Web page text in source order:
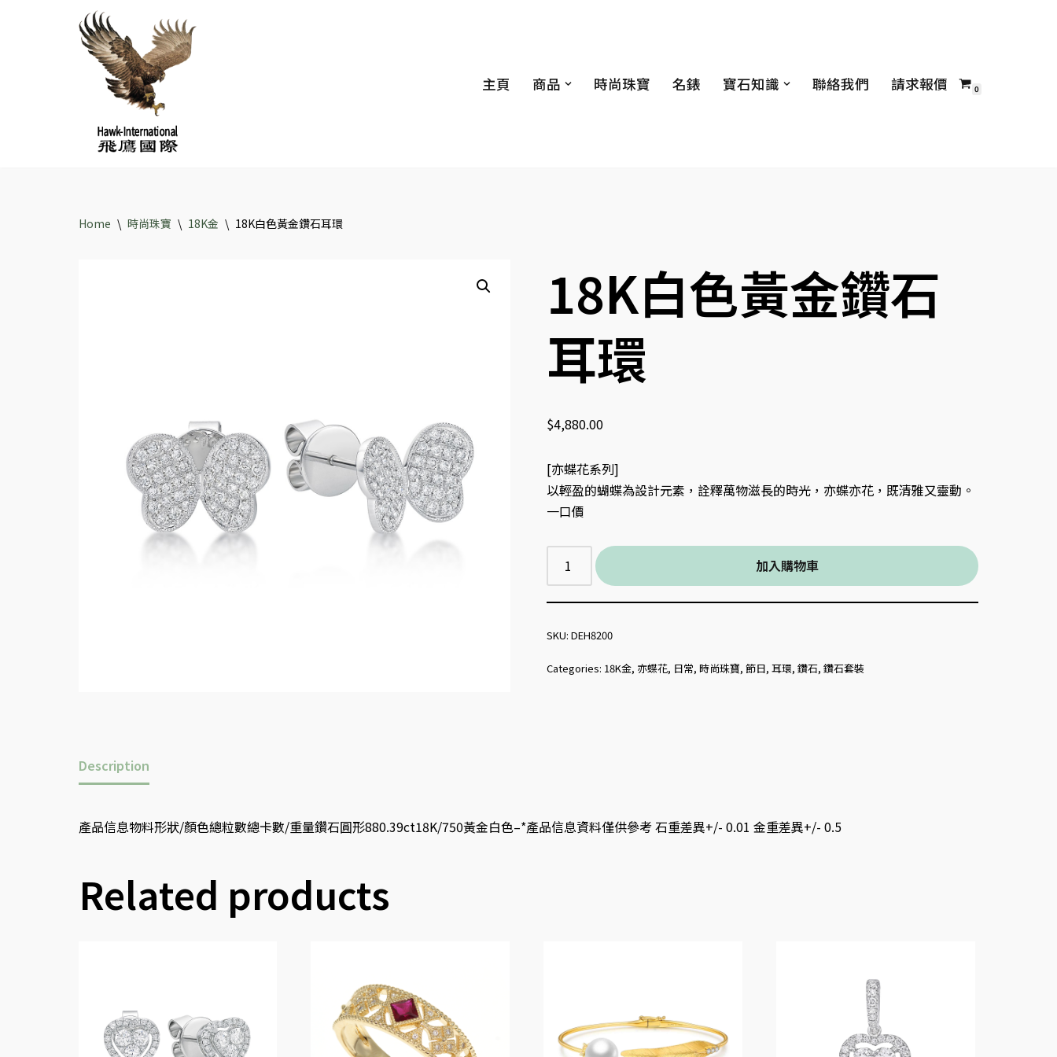
主頁 商品 時尚珠寶 名錶 寶石知識 聯絡我們 請求報價 0
Home \ 時尚珠寶 \ 18K金 \ 18K白色黃金鑽石耳環
18K白色黃金鑽石
耳環
$4,880.00
[亦蝶花系列]
以輕盈的蝴蝶為設計元素，詮釋萬物滋長的時光，亦蝶亦花，既清雅又靈動。
一口價
加入購物車
SKU: DEH8200
Categories: 18K金, 亦蝶花, 日常, 時尚珠寶, 節日, 耳環, 鑽石, 鑽石套裝
Description
產品信息物料形狀/顏色總粒數總卡數/重量鑽石圓形880.39ct18K/750黃金白色–*產品信息資料僅供參考 石重差異+/- 0.01 金重差異+/- 0.5
Related products